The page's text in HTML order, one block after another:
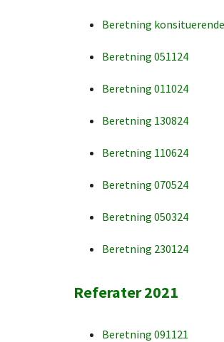
Beretning
Beretning 051124
Beretning 011024
Beretning 130824
Beretning 110624
Beretning 070524
Beretning 050324
Beretning 230124
Referater 2021
Beretning 091121